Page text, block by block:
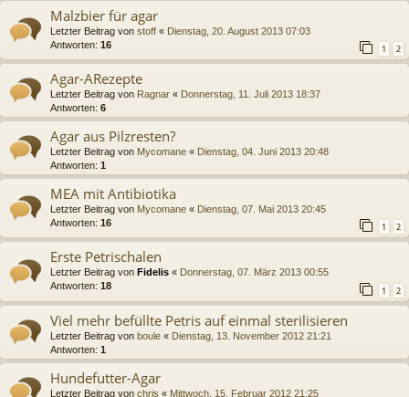
Malzbier für agar
Letzter Beitrag von stoff « Dienstag, 20. August 2013 07:03
Antworten: 16 1 2
Agar-ARezepte
Letzter Beitrag von Ragnar « Donnerstag, 11. Juli 2013 18:37
Antworten: 6
Agar aus Pilzresten?
Letzter Beitrag von Mycomane « Dienstag, 04. Juni 2013 20:48
Antworten: 1
MEA mit Antibiotika
Letzter Beitrag von Mycomane « Dienstag, 07. Mai 2013 20:45
Antworten: 16 1 2
Erste Petrischalen
Letzter Beitrag von Fidelis « Donnerstag, 07. März 2013 00:55
Antworten: 18 1 2
Viel mehr befüllte Petris auf einmal sterilisieren
Letzter Beitrag von boule « Dienstag, 13. November 2012 21:21
Antworten: 1
Hundefutter-Agar
Letzter Beitrag von chris « Mittwoch, 15. Februar 2012 21:25